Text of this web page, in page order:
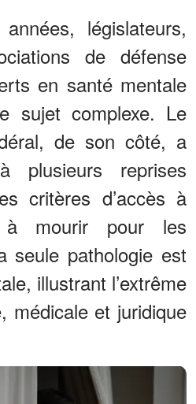
législateurs,
de défense
en santé mentale
sujet complexe. Le
de son côté, a
plusieurs reprises
critères d’accès à
à mourir pour les
seule pathologie est
illustrant l’extrême
médicale et juridique